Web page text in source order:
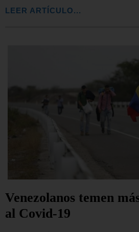
LEER ARTÍCULO...
Venezolanos temen
al Covid-19